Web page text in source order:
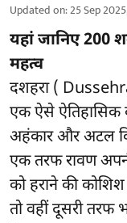
Updated on:25 Sep
यहां जानिए 200
महत्व
दशहरा (
एक ऐसे ऐतिहासिक
अहंकार और अटल
एक तरफ रावण
को हराने की
तो वहीं दूसरी तरफ